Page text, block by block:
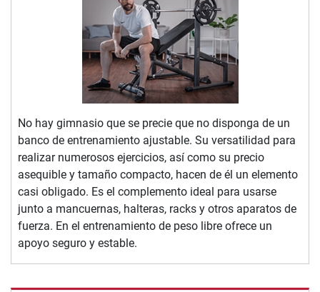
No hay gimnasio que se precie que no disponga de un
banco de entrenamiento ajustable. Su versatilidad para
realizar numerosos ejercicios, así como su precio
asequible y tamaño compacto, hacen de él un elemento
casi obligado. Es el complemento ideal para usarse
junto a mancuernas, halteras, racks y otros aparatos de
fuerza. En el entrenamiento de peso libre ofrece un
apoyo seguro y estable.